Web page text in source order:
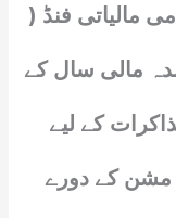
مالیاتی فنڈ (
مالی سال کے
کے لیے
مشن کے دورے